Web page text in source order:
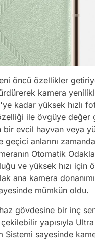
öncü özellikler
kamera
kadar yüksek hızlı
ile övgüye değer
bir evcil hayvan veya
anlarını
Otomatik
ve yüksek hızı için
ana kamera
mümkün oldu.
gövdesine bir inç
yapısıyla
Sistemi sayesinde